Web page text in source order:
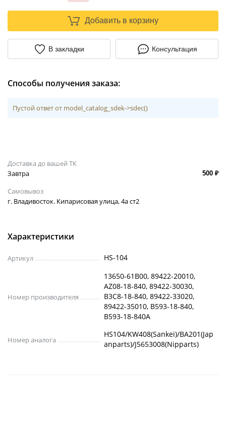
Добавить в корзину
В закладки Консультация
Способы получения заказа:
Пустой ответ от model_catalog_sdek->sdec()
Доставка до вашей ТК
Завтра
500 ₽
Самовывоз
г. Владивосток. Кипарисовая улица, 4а ст2
Характеристики
Артикул HS-104
Номер производителя
13650-61B00, 89422-20010,
AZ08-18-840, 89422-30030,
B3C8-18-840, 89422-33020,
89422-35010, B593-18-840,
B593-18-840A
Номер аналога
HS104/KW408(Sankei)/BA201(Jap
anparts)/J5653008(Nipparts)